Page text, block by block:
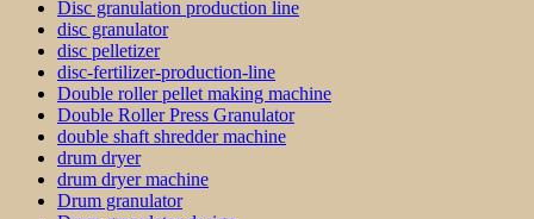
Disc granulation production line
disc granulator
disc pelletizer
disc-fertilizer-production-line
Double roller pellet making machine
Double Roller Press Granulator
double shaft shredder machine
drum dryer
drum dryer machine
Drum granulator